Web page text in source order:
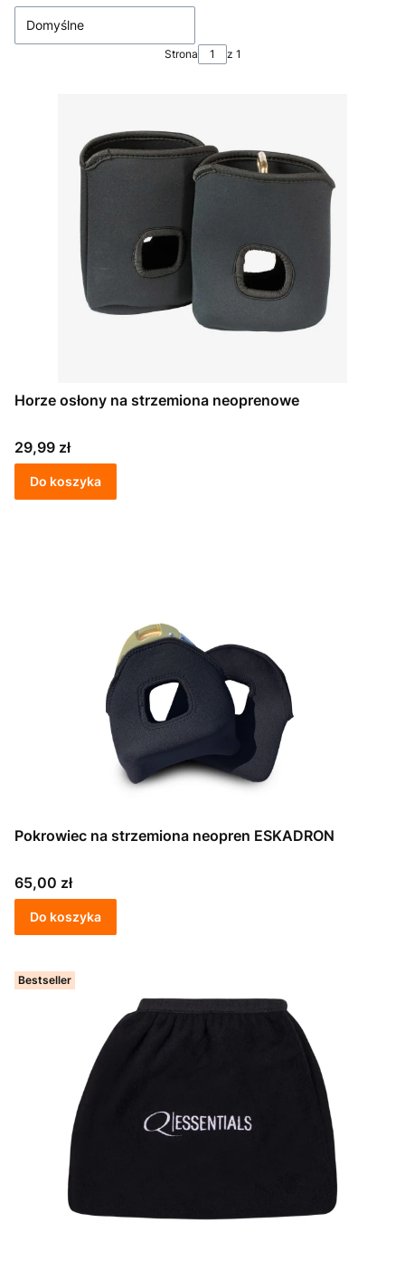
Domyślne
Strona z 1
Horze osłony na strzemiona neoprenowe
Cena
29,99 zł
Do koszyka
Pokrowiec na strzemiona neopren ESKADRON
Cena
65,00 zł
Do koszyka
Bestseller